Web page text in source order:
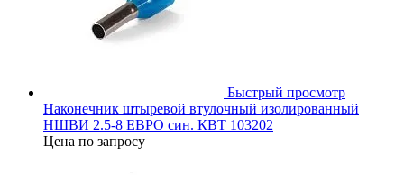
Быстрый просмотр
Наконечник штыревой втулочный изолированный
НШВИ 2.5-8 ЕВРО син. КВТ 103202
Цена по запросу